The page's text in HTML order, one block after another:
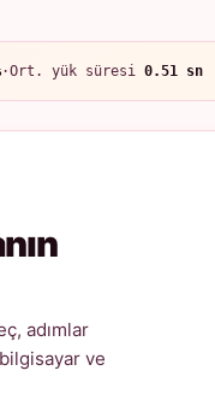
·Ort. yük süresi 0.51 sn
adımlar
ve